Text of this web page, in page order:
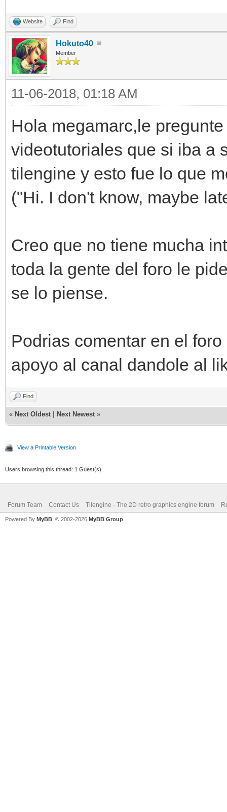
Website Find
Hokuto40
Member
11-06-2018, 01:18 AM
Hola megamarc,le
videotutoriales que si iba a
tilengine y esto fue lo que
("Hi. I don't know, maybe
Creo que no tiene mucha
toda la gente del foro le
se lo piense.
Podrias comentar en el
apoyo al canal dandole al
Find
« Next Oldest Next Newest »
View a Printable Version
Users browsing this thread: 1 Guest(s)
Forum Team Contact Us Tilengine - The 2D retro graphics engine forum
Powered By MyBB , © 2002-2026 MyBB Group